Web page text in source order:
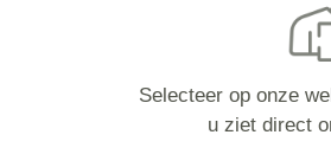
Selecteer op onze
u ziet direct